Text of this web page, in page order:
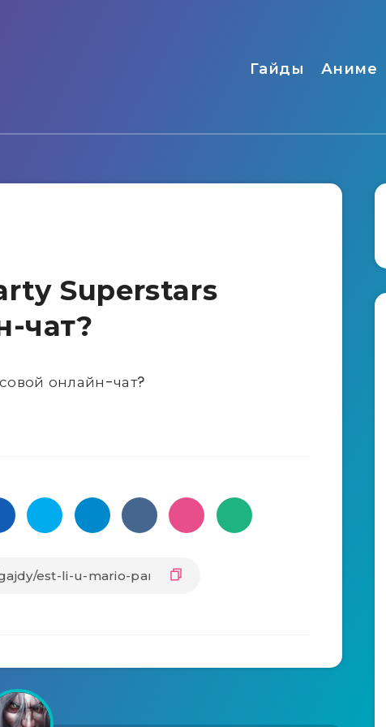
Гайды Аниме
Superstars
чат?
онлайн-чат?